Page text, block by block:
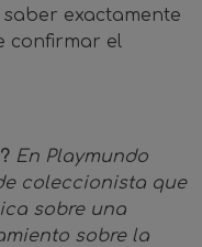
exactamente
confirmar el
En Playmundo
coleccionista que
sobre una
sobre la